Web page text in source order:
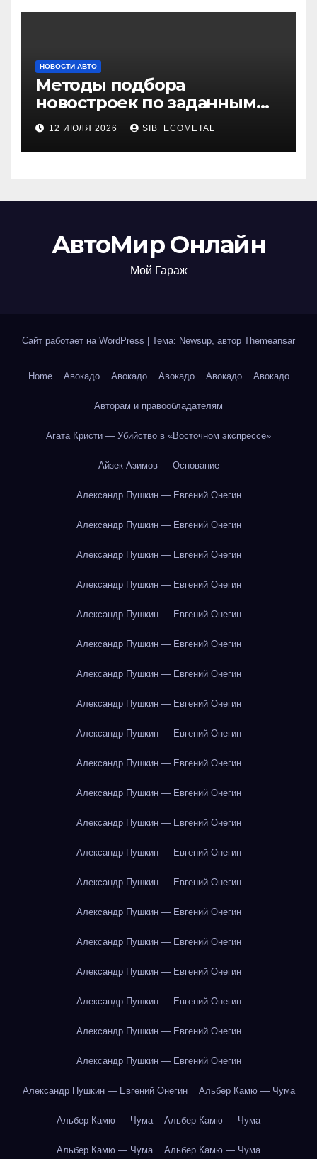
НОВОСТИ АВТО
Методы подбора
новостроек по заданным
критериям
12 ИЮЛЯ 2026 SIB_ECOMETAL
АвтоМир Онлайн
Мой Гараж
Сайт работает на WordPress Тема: Newsup, автор Themeansar
Home Авокадо Авокадо Авокадо Авокадо Авокадо
Авторам и правообладателям
Агата Кристи — Убийство в «Восточном экспрессе»
Айзек Азимов — Основание
Александр Пушкин — Евгений Онегин
Александр Пушкин — Евгений Онегин
Александр Пушкин — Евгений Онегин
Александр Пушкин — Евгений Онегин
Александр Пушкин — Евгений Онегин
Александр Пушкин — Евгений Онегин
Александр Пушкин — Евгений Онегин
Александр Пушкин — Евгений Онегин
Александр Пушкин — Евгений Онегин
Александр Пушкин — Евгений Онегин
Александр Пушкин — Евгений Онегин
Александр Пушкин — Евгений Онегин
Александр Пушкин — Евгений Онегин
Александр Пушкин — Евгений Онегин
Александр Пушкин — Евгений Онегин
Александр Пушкин — Евгений Онегин
Александр Пушкин — Евгений Онегин
Александр Пушкин — Евгений Онегин
Александр Пушкин — Евгений Онегин
Александр Пушкин — Евгений Онегин
Александр Пушкин — Евгений Онегин Альбер Камю — Чума
Альбер Камю — Чума Альбер Камю — Чума
Альбер Камю — Чума Альбер Камю — Чума